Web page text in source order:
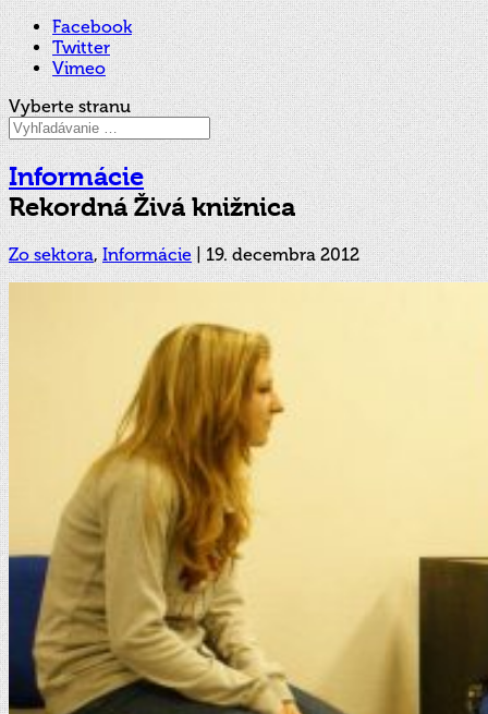
Facebook
Twitter
Vimeo
Vyberte stranu
Informácie
Rekordná Živá knižnica
Zo sektora,Informácie|19. decembra 2012